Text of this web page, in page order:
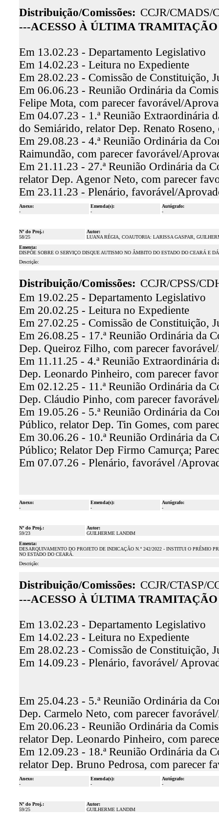
Distribuição/Comissões: CCJR/CMADS/
---ACESSO À ÚLTIMA
Em 13.02.23 - Departamento Legislativo
Em 14.02.23 - Leitura no Expediente
Em 28.02.23 - Comissão de Constituição,
Em 06.06.23 - Reunião Ordinária da
Felipe Mota, com parecer favorável/
Em 04.07.23 - 1.ª Reunião Extraordinária
do Semiárido, relator Dep. Renato
Em 29.08.23 - 4.ª Reunião Ordinária da
Raimundão, com parecer favorável/
Em 21.11.23 - 27.ª Reunião Ordinária da
relator Dep. Agenor Neto, com parecer
Em 23.11.23 - Plenário, favorável/
Anexo:
-
Emenda(s):
-
Autógrafo:
-
Nº do Proj.:
58/25
Autor:
LUANA RÉGIA, COAUTORIA: LARISSA GASPAR,
Ementa:
DISPÕE SOBRE O SERVIÇO DISQUE AUTISMO NO ÂMBITO DO ESTADO DO CEARÁ E
Descrição:
Distribuição/Comissões: CCJR/CPSS/
Em 19.02.25 - Departamento Legislativo
Em 20.02.25 - Leitura no Expediente
Em 27.02.25 - Comissão de Constituição,
Em 26.08.25 - 17.ª Reunião Ordinária da
Dep. Queiroz Filho, com parecer
Em 11.11.25 - 4.ª Reunião Extraordinária
Dep. Leonardo Pinheiro, com parecer
Em 02.12.25 - 11.ª Reunião Ordinária da
Dep. Cláudio Pinho, com parecer
Em 19.05.26 - 5.ª Reunião Ordinária da
Público, relator Dep. Tin Gomes, com
Em 30.06.26 - 10.ª Reunião Ordinária da
Público; Relator Dep Firmo Camurça;
Em 07.07.26 - Plenário, favorável /
Anexo:
-
Emenda(s):
-
Autógrafo:
-
Nº do Proj.:
59/23
Autor:
GUILHERME LANDIM
Ementa:
DESARQUIVAMENTO DO PROJETO DE INDICAÇÃO N.º 242/2022 - INSTITUI O PRÊMIO
NO ESTADO DO CEARÁ.
Descrição:
Distribuição/Comissões: CCJR/CTASP/
---ACESSO À ÚLTIMA
Em 13.02.23 - Departamento Legislativo
Em 14.02.23 - Leitura no Expediente
Em 28.02.23 - Comissão de Constituição,
Em 14.09.23 - Plenário, favorável/
Em 25.04.23 - 5.ª Reunião Ordinária da
Dep. Carmelo Neto, com parecer
Em 20.06.23 - Reunião Ordinária da
relator Dep. Leonardo Pinheiro, com
Em 12.09.23 - 18.ª Reunião Ordinária da
relator Dep. Bruno Pedrosa, com parecer
Anexo:
-
Emenda(s):
-
Autógrafo:
-
Nº do Proj.:
59/25
Autor:
GUILHERME LANDIM